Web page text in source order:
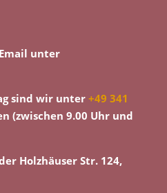
unter
sind wir unter +49 341
(zwischen 9.00 Uhr und
Holzhäuser Str. 124,